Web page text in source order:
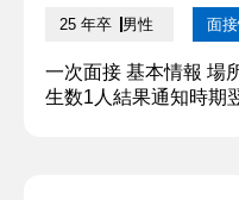
25 年卒 男性 面
一次面接 基本情報 場
生数1人結果通知時期